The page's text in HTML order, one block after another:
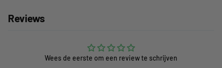
Reviews
Wees de eerste om een review te schrijven